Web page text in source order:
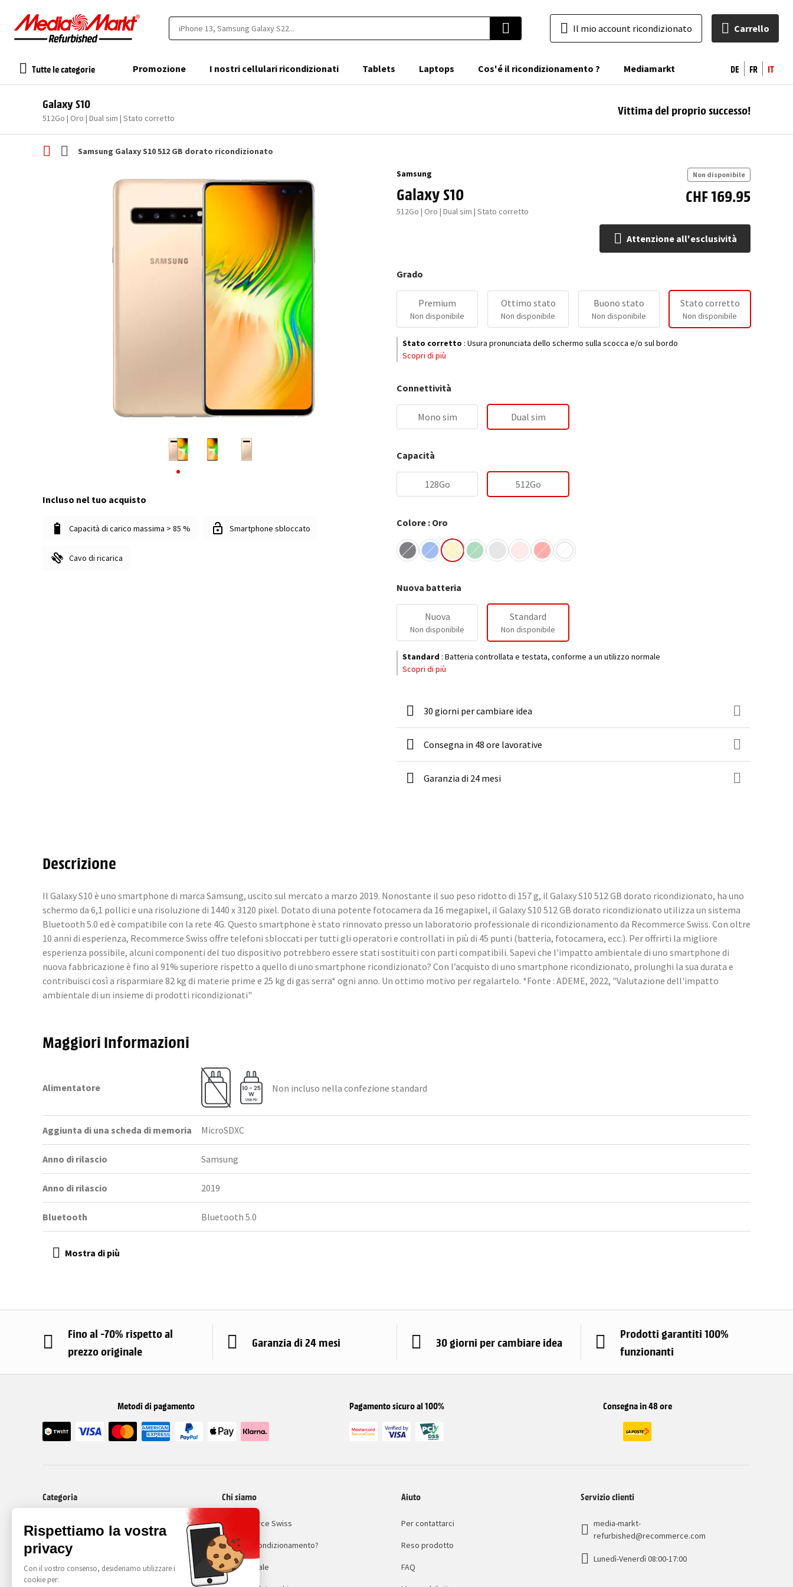
Il mio account ricondizionato Carrello
Tutte le categorie Promozione I nostri cellulari ricondizionati Tablets Laptops Cos'é il ricondizionamento ? Mediamarkt DE FR IT
Galaxy S10
512Go | Oro | Dual sim | Stato corretto
Vittima del proprio successo!
Samsung Galaxy S10 512 GB dorato ricondizionato
Samsung
Galaxy S10
512Go | Oro | Dual sim | Stato corretto
Non disponibile
Incluso nel tuo acquisto
Capacità di carico massima > 85 % Smartphone sbloccato
Cavo di ricarica
CHF 169.95
Attenzione all'esclusività
Grado
Premium
Non disponibile
Ottimo stato
Non disponibile
Buono stato
Non disponibile
Stato corretto
Non disponibile
Stato corretto : Usura pronunciata dello schermo sulla scocca e/o sul bordo
Scopri di più
Connettività
Mono sim Dual sim
Capacità
128Go 512Go
Colore : Oro
Nuova batteria
Nuova
Non disponibile
Standard
Non disponibile
Standard : Batteria controllata e testata, conforme a un utilizzo normale
Scopri di più
30 giorni per cambiare idea
Consegna in 48 ore lavorative
Garanzia di 24 mesi
Descrizione
Il Galaxy S10 è uno smartphone di marca Samsung, uscito sul mercato a marzo 2019. Nonostante il suo peso ridotto di 157 g, il Galaxy S10 512 GB dorato ricondizionato, ha uno
schermo da 6,1 pollici e una risoluzione di 1440 x 3120 pixel. Dotato di una potente fotocamera da 16 megapixel, il Galaxy S10 512 GB dorato ricondizionato utilizza un sistema
Bluetooth 5.0 ed è compatibile con la rete 4G. Questo smartphone è stato rinnovato presso un laboratorio professionale di ricondizionamento da Recommerce Swiss. Con oltre
10 anni di esperienza, Recommerce Swiss offre telefoni sbloccati per tutti gli operatori e controllati in più di 45 punti (batteria, fotocamera, ecc.). Per offrirti la migliore
esperienza possibile, alcuni componenti del tuo dispositivo potrebbero essere stati sostituiti con parti compatibili. Sapevi che l'impatto ambientale di uno smartphone di
nuova fabbricazione è fino al 91% superiore rispetto a quello di uno smartphone ricondizionato? Con l’acquisto di uno smartphone ricondizionato, prolunghi la sua durata e
contribuisci così a risparmiare 82 kg di materie prime e 25 kg di gas serra* ogni anno. Un ottimo motivo per regalartelo. *Fonte : ADEME, 2022, "Valutazione dell'impatto
ambientale di un insieme di prodotti ricondizionati"
Maggiori Informazioni
Alimentatore Non incluso nella confezione standard
Aggiunta di una scheda di memoria MicroSDXC
Anno di rilascio Samsung
Anno di rilascio 2019
Bluetooth Bluetooth 5.0
Fino al -70% rispetto al
prezzo originale
Garanzia di 24 mesi 30 giorni per cambiare idea
Prodotti garantiti 100%
funzionanti
Metodi di pagamento Pagamento sicuro al 100% Consegna in 48 ore
Categoria
I nostri cellulari ricondizionati
Chi siamo
Recommerce Swiss
Cos'é il ricondizionamento?
Avviso legale
Aiuto
Per contattarci
Reso prodotto
FAQ
Servizio clienti
media-markt-
refurbished@recommerce.com
Lunedì-Venerdì 08:00-17:00